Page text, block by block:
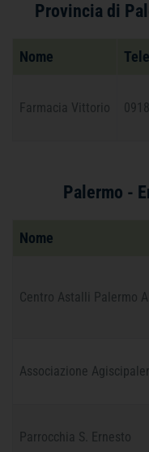
Provincia di
Nome
Farmacia Vittorio
Palermo -
Nome
Centro Astalli Palermo
Associazione
Parrocchia S. Ernesto